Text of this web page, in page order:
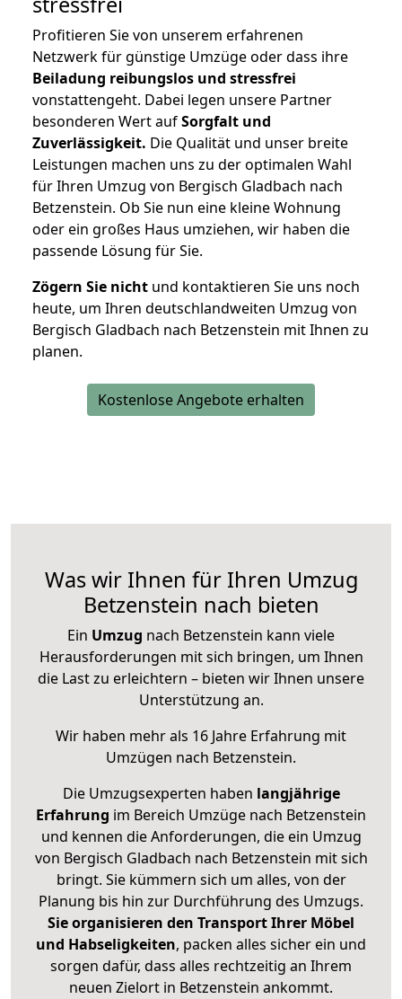
Profitieren Sie von unserem erfahrenen
Netzwerk für günstige Umzüge oder dass ihre
Beiladung reibungslos und stressfrei
vonstattengeht. Dabei legen unsere Partner
besonderen Wert aufSorgfalt und
Zuverlässigkeit. Die Qualität und unser breite
Leistungen machen uns zu der optimalen Wahl
für Ihren Umzug von Bergisch Gladbach nach
Betzenstein. Ob Sie nun eine kleine Wohnung
oder ein großes Haus umziehen, wir haben die
passende Lösung für Sie.
Zögern Sie nicht und kontaktieren Sie uns noch
heute, um Ihren deutschlandweiten Umzug von
Bergisch Gladbach nach Betzenstein mit Ihnen zu
planen.
Kostenlose Angebote erhalten
Was wir Ihnen für Ihren Umzug
Betzenstein nach bieten
Ein Umzug nach Betzenstein kann viele
Herausforderungen mit sich bringen, um Ihnen
die Last zu erleichtern – bieten wir Ihnen unsere
Unterstützung an.
Wir haben mehr als 16 Jahre Erfahrung mit
Umzügen nach Betzenstein.
Die Umzugsexperten haben langjährige
Erfahrung im Bereich Umzüge nach Betzenstein
und kennen die Anforderungen, die ein Umzug
von Bergisch Gladbach nach Betzenstein mit sich
bringt. Sie kümmern sich um alles, von der
Planung bis hin zur Durchführung des Umzugs.
Sie organisieren den Transport Ihrer Möbel
und Habseligkeiten, packen alles sicher ein und
sorgen dafür, dass alles rechtzeitig an Ihrem
neuen Zielort in Betzenstein ankommt.